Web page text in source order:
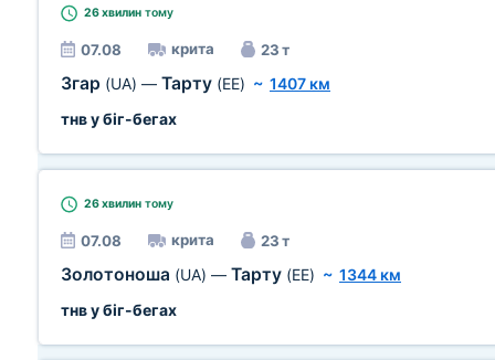
26 хвилин тому
07.08 крита 23 т
Згар (UA) — Тарту (EE) ~ 1407 км
тнв у біг-бегах
26 хвилин тому
07.08 крита 23 т
Золотоноша (UA) — Тарту (EE) ~ 1344 км
тнв у біг-бегах